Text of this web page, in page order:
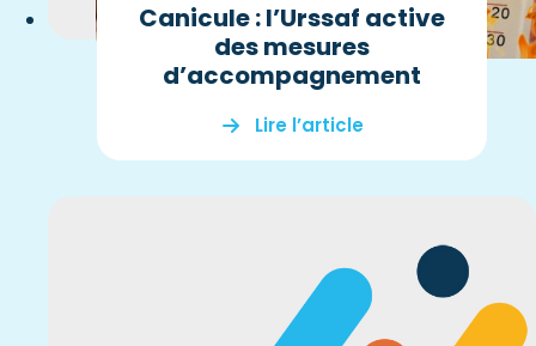
Canicule : l’Urssaf active
des mesures
d’accompagnement
Lire l’article